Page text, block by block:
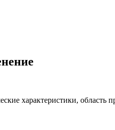
характеристики,